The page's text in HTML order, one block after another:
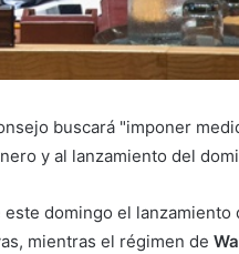
buscará "imponer
y al lanzamiento del
domingo el lanzamiento
mientras el régimen de